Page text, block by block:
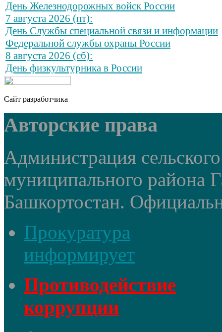
День Железнодорожных войск России
7 августа 2026 (пт):
День Службы специальной связи и информации
Федеральной службы охраны России
8 августа 2026 (сб):
День физкультурника в России
Сайт разработчика
Авторские права
Администрация
муниципального района
Башкортостан.
Прокуратура
информирует
Противодействие
коррупции